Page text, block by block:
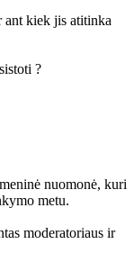
ant kiek jis atitinka
?
nuomonė, kuri
metu.
moderatoriaus ir